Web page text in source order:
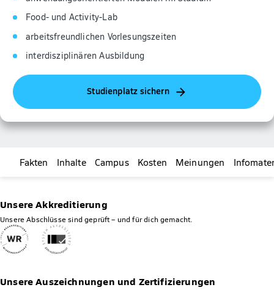
Food- und Activity-Lab
arbeitsfreundlichen Vorlesungszeiten
interdisziplinären Ausbildung
Studienplatz sichern
Fakten Inhalte Campus Kosten Meinungen
Unsere Akkreditierung
Unsere Abschlüsse sind geprüft – und für dich gemacht.
Unsere Auszeichnungen und Zertifizierungen